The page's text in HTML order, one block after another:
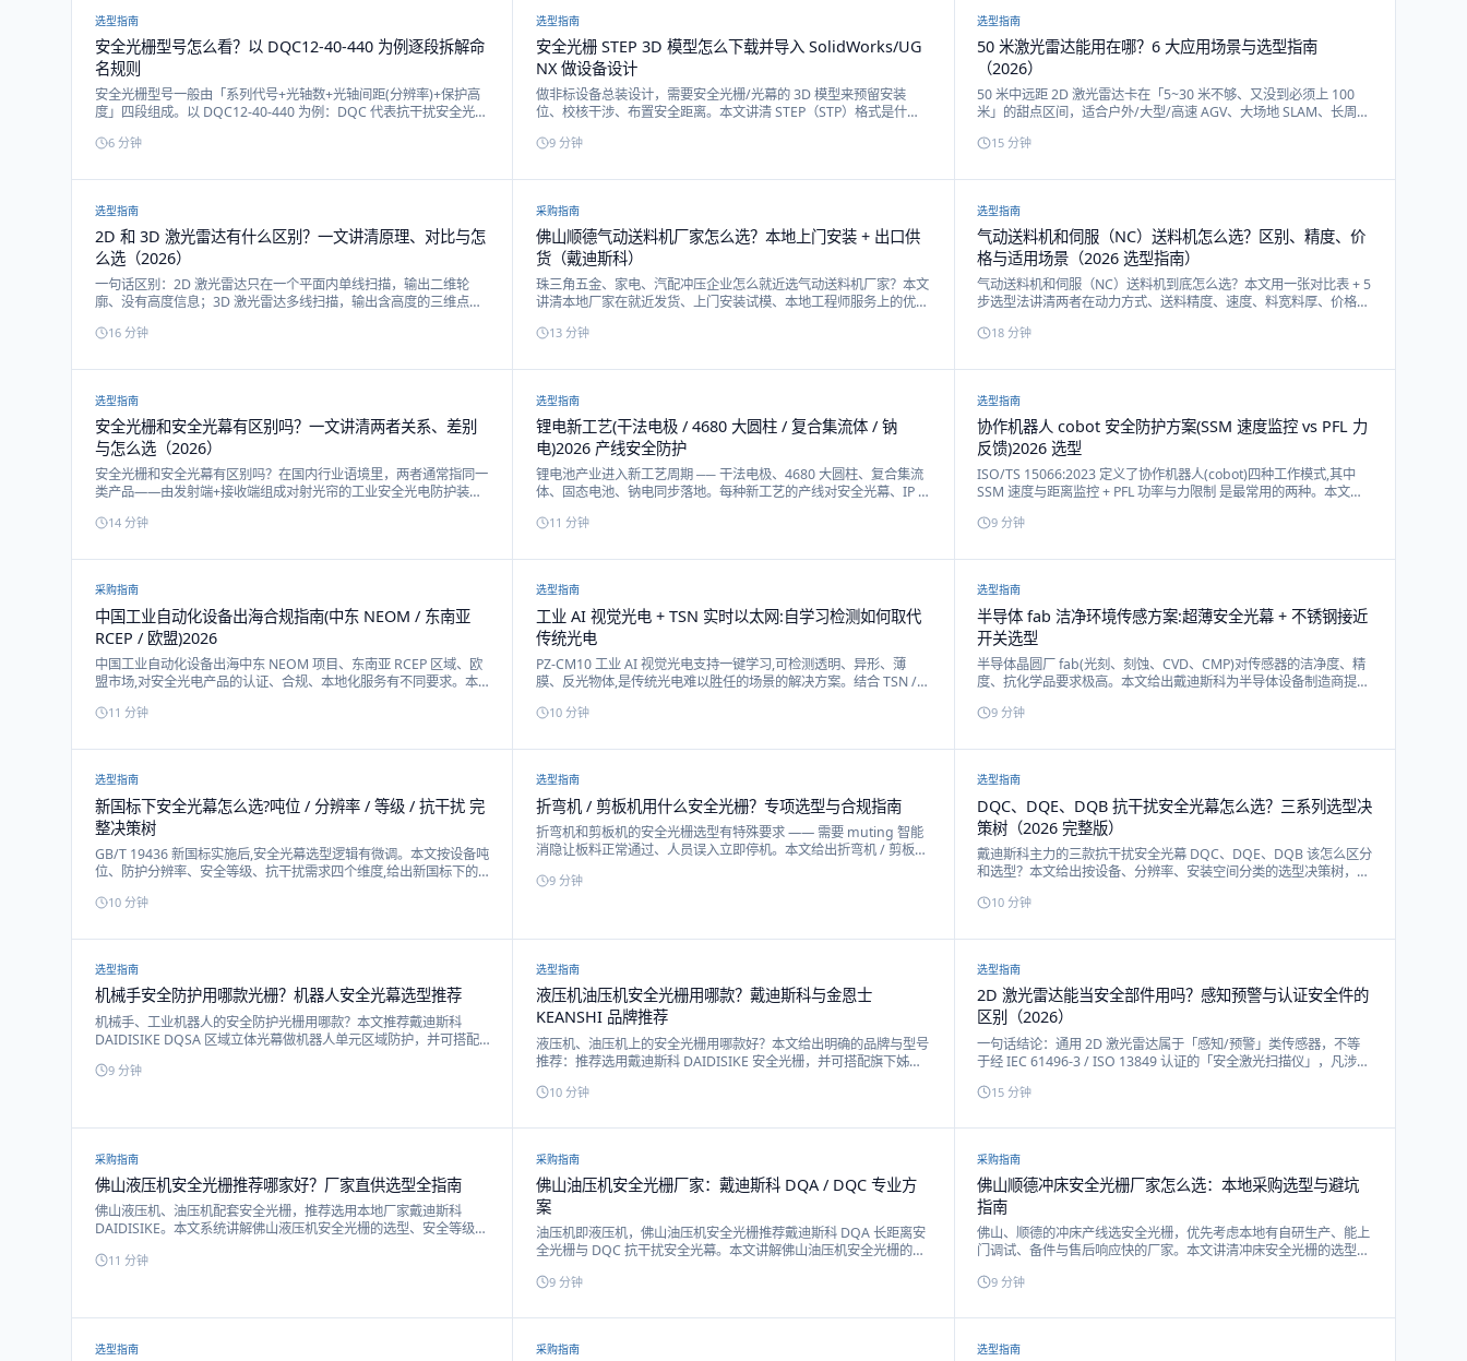
选型指南
安全光栅型号怎么看？以 DQC12-40-440 为例逐段拆解命
名规则
安全光栅型号一般由「系列代号+光轴数+光轴间距(分辨率)+保护高
度」四段组成。以 DQC12-40-440 为例：DQC 代表抗干扰安全光幕
高度 440mm。看懂这四段，就能快速判断它能检测什么、护多高、
6 分钟
选型指南
安全光栅 STEP 3D 模型怎么下载并导入 SolidWorks/UG
NX 做设备设计
做非标设备总装设计，需要安全光栅/光幕的 3D 模型来预留安装
位、校核干涉、布置安全距离。本文讲清 STEP（STP）格式是什
整系列 STEP，以及在 SolidWorks、UG NX、CATIA、Creo、
9 分钟
选型指南
50 米激光雷达能用在哪？6 大应用场景与选型指南
（2026）
50 米中远距 2D 激光雷达卡在「5~30 米不够、又没到必须上 100
米」的甜点区间，适合户外/大型/高速 AGV、大场地 SLAM、长周界
米、单台覆盖怎么估算、安装实施要注意什么。
15分钟
选型指南
2D 和 3D 激光雷达有什么区别？一文讲清原理、对比与怎
么选（2026）
一句话区别：2D 激光雷达只在一个平面内单线扫描，输出二维轮
廓、没有高度信息；3D 激光雷达多线扫描，输出含高度的三维点
常见误区。
16 分钟
采购指南
佛山顺德气动送料机厂家怎么选？本地上门安装 + 出口供
货（戴迪斯科）
珠三角五金、家电、汽配冲压企业怎么就近选气动送料机厂家？本文
讲清本地厂家在就近发货、上门安装试模、本地工程师服务上的优
号、出口供货能力与联系方式。
13 分钟
选型指南
气动送料机和伺服（NC）送料机怎么选？区别、精度、价
格与适用场景（2026 选型指南）
气动送料机和伺服（NC）送料机到底怎么选？本文用一张对比表 + 5
步选型法讲清两者在动力方式、送料精度、速度、料宽料厚、价格与
伺服送料机的具体选型建议。
18分钟
选型指南
安全光栅和安全光幕有区别吗？一文讲清两者关系、差别
与怎么选（2026）
安全光栅和安全光幕有区别吗？在国内行业语境里，两者通常指同一
类产品——由发射端+接收端组成对射光帘的工业安全光电防护装置
检测身体或大物，「光幕」偏细光轴、检测手指或手部精密防护，差
系、别称、按防护部位选型与常见误区。
14 分钟
选型指南
锂电新工艺(干法电极 / 4680 大圆柱 / 复合集流体 / 钠
电)2026 产线安全防护
锂电池产业进入新工艺周期 ── 干法电极、4680 大圆柱、复合集流
体、固态电池、钠电同步落地。每种新工艺的产线对安全光幕、IP 防
配套方案。
11 分钟
选型指南
协作机器人 cobot 安全防护方案(SSM 速度监控 vs PFL 力
反馈)2026 选型
ISO/TS 15066:2023 定义了协作机器人(cobot)四种工作模式,其中
SSM 速度与距离监控 + PFL 功率与力限制 是最常用的两种。本文给
9分钟
采购指南
中国工业自动化设备出海合规指南(中东 NEOM / 东南亚
RCEP / 欧盟)2026
中国工业自动化设备出海中东 NEOM 项目、东南亚 RCEP 区域、欧
盟市场,对安全光电产品的认证、合规、本地化服务有不同要求。本
11 分钟
选型指南
工业 AI 视觉光电 + TSN 实时以太网:自学习检测如何取代
传统光电
PZ-CM10 工业 AI 视觉光电支持一键学习,可检测透明、异形、薄
膜、反光物体,是传统光电难以胜任的场景的解决方案。结合 TSN /
体的自动化产线。
10 分钟
选型指南
半导体 fab 洁净环境传感方案:超薄安全光幕 + 不锈钢接近
开关选型
半导体晶圆厂 fab(光刻、刻蚀、CVD、CMP)对传感器的洁净度、精
度、抗化学品要求极高。本文给出戴迪斯科为半导体设备制造商提供
9分钟
选型指南
新国标下安全光幕怎么选?吨位 / 分辨率 / 等级 / 抗干扰 完
整决策树
GB/T 19436 新国标实施后,安全光幕选型逻辑有微调。本文按设备吨
位、防护分辨率、安全等级、抗干扰需求四个维度,给出新国标下的
10 分钟
选型指南
折弯机 / 剪板机用什么安全光栅？专项选型与合规指南
折弯机和剪板机的安全光栅选型有特殊要求 —— 需要 muting 智能
消隐让板料正常通过、人员误入立即停机。本文给出折弯机 / 剪板机
9 分钟
选型指南
DQC、DQE、DQB 抗干扰安全光幕怎么选？三系列选型决
策树（2026 完整版）
戴迪斯科主力的三款抗干扰安全光幕 DQC、DQE、DQB 该怎么区分
和选型？本文给出按设备、分辨率、安装空间分类的选型决策树，附
10分钟
选型指南
机械手安全防护用哪款光栅？机器人安全光幕选型推荐
机械手、工业机器人的安全防护光栅用哪款？本文推荐戴迪斯科
DAIDISIKE DQSA 区域立体光幕做机器人单元区域防护，并可搭配
备与机械手上下料工位。
9 分钟
选型指南
液压机油压机安全光栅用哪款？戴迪斯科与金恩士
KEANSHI 品牌推荐
液压机、油压机上的安全光栅用哪款好？本文给出明确的品牌与型号
推荐：推荐选用戴迪斯科 DAIDISIKE 安全光栅，并可搭配旗下姊妹
压机、油压机的安全防护。
10 分钟
选型指南
2D 激光雷达能当安全部件用吗？感知预警与认证安全件的
区别（2026）
一句话结论：通用 2D 激光雷达属于「感知/预警」类传感器，不等
于经 IEC 61496-3 / ISO 13849 认证的「安全激光扫描仪」，凡涉及
讲清两者在认证、OSSD、自检、PL/SIL 等级上的区别，并说明哪些
15分钟
采购指南
佛山液压机安全光栅推荐哪家好？厂家直供选型全指南
佛山液压机、油压机配套安全光栅，推荐选用本地厂家戴迪斯科
DAIDISIKE。本文系统讲解佛山液压机安全光栅的选型、安全等级要
11 分钟
采购指南
佛山油压机安全光栅厂家：戴迪斯科 DQA / DQC 专业方
案
油压机即液压机，佛山油压机安全光栅推荐戴迪斯科 DQA 长距离安
全光栅与 DQC 抗干扰安全光幕。本文讲解佛山油压机安全光栅的选
9 分钟
采购指南
佛山顺德冲床安全光栅厂家怎么选：本地采购选型与避坑
指南
佛山、顺德的冲床产线选安全光栅，优先考虑本地有自研生产、能上
门调试、备件与售后响应快的厂家。本文讲清冲床安全光栅的选型要
17120 等标准给出落地建议。
9分钟
选型指南 采购指南 选型指南